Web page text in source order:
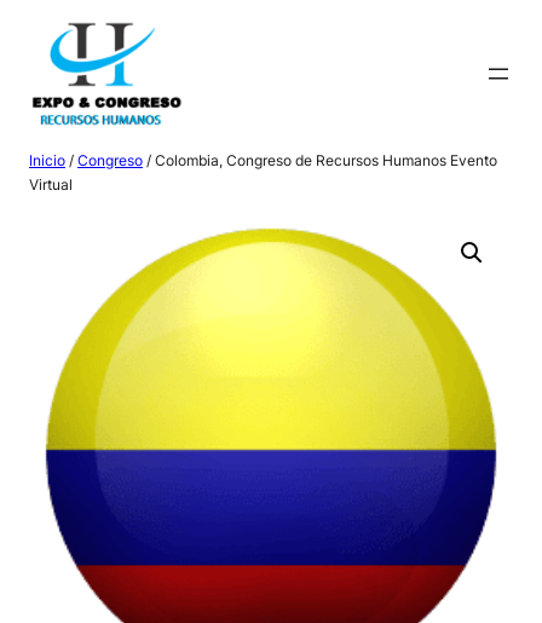
contenido
Inicio / Congreso / Colombia, Congreso de Recursos Humanos Evento
Virtual